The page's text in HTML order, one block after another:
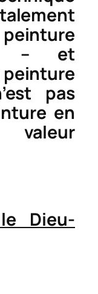
– et
peinture
pas
en
Dieu-